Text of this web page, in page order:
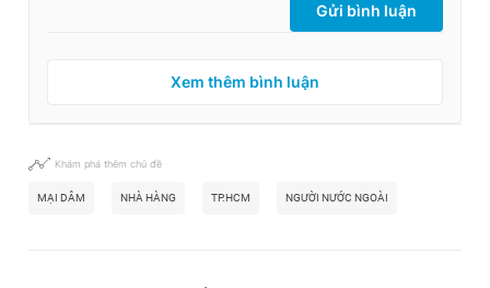
Gửi bình luận
Xem thêm bình luận
Khám phá thêm chủ đề
MẠI DÂM NHÀ HÀNG TP.HCM NGƯỜI NƯỚC NGOÀI